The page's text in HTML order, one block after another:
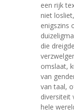
een rijk
niet
enigszins
die
omslaat,
van
van taal,
diversiteit
hele